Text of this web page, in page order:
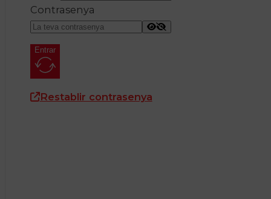
Contrasenya
Entrar
Restablir contrasenya